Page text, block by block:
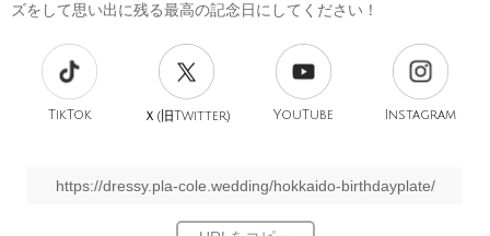
ズをして思い出に残る最高の記念日にしてください！
TikTok Ｘ(旧Twitter) YouTube Instagram
https://dressy.pla-cole.wedding/hokkaido-birthdayplate/